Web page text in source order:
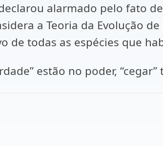
alarmado pelo fato
a Teoria da Evolução
de todas as espécies que
estão no poder,